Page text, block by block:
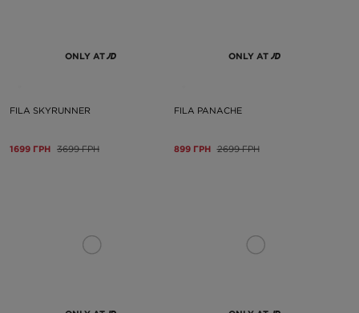
ONLY AT
FILA SKYRUNNER
1699 ГРН 3699 ГРН
ONLY AT
FILA PANACHE
899 ГРН 2699 ГРН